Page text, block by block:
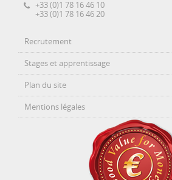
+33 (0)1 78 16 46 10
+33 (0)1 78 16 46 20
Recrutement
Stages et apprentissage
Plan du site
Mentions légales